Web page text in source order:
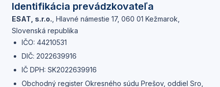
Identifikácia prevádzkovateľa
ESAT, s.r.o. Hlavné námestie 17, 060 01 Kežmarok,
Slovenská republika
IČO: 44210531
DIČ: 2022639916
IČ DPH: SK2022639916
Obchodný register Okresného súdu Prešov, oddiel Sro,